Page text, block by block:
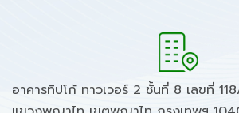
อาคารทิปโก้ ทาวเวอร์ 2 ชั้นที่ 8 เลขที่